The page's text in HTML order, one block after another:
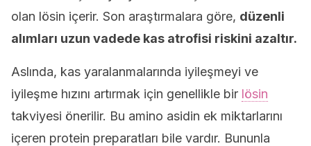
olan lösin içerir. Son araştırmalara göre, düzenli
alımları uzun vadede kas atrofisi riskini azaltır.
Aslında, kas yaralanmalarında iyileşmeyi ve
iyileşme hızını artırmak için genellikle bir lösin
takviyesi önerilir. Bu amino asidin ek miktarlarını
içeren protein preparatları bile vardır. Bununla